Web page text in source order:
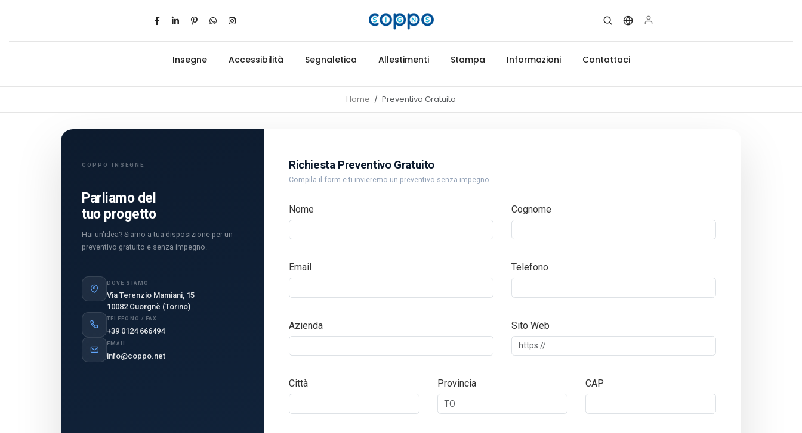
Insegne Accessibilità Segnaletica Allestimenti Stampa Informazioni Contattaci
Home Preventivo Gratuito
COPPO INSEGNE
Parliamo del
tuo progetto
Hai un'idea? Siamo a tua disposizione per un
preventivo gratuito e senza impegno.
DOVE SIAMO
Via Terenzio Mamiani, 15
10082 Cuorgnè (Torino)
TELEFONO / FAX
+39 0124 666494
EMAIL
info@coppo.net
Richiesta Preventivo Gratuito
Compila il form e ti invieremo un preventivo senza impegno.
Nome Cognome
Email Telefono
Azienda Sito Web
Città Provincia CAP